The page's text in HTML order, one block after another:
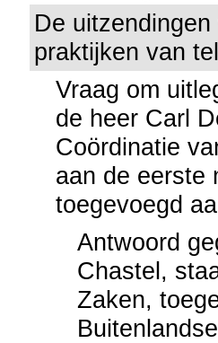
De
praktijken van
Vraag om
de heer Carl
Coördinatie
aan de eerste
toegevoegd
Antwoord
Chastel,
Zaken,